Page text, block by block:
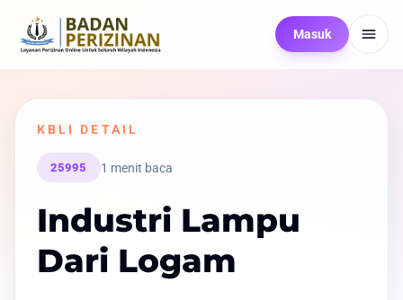
Masuk
KBLI DETAIL
25995 1 menit baca
Industri Lampu
Dari Logam